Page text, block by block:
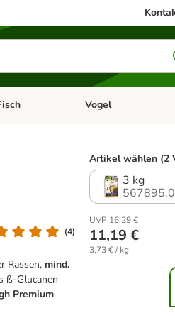
& Zubehör
Menü öffnen: Kleintier
Kategorie-Menü
Vogel
(4)
Rassen, mind.
ß-Glucanen
Premium
Artikel wählen (2
3 kg
567895.0
UVP 16,29 €
11,19 €
3,73 € / kg